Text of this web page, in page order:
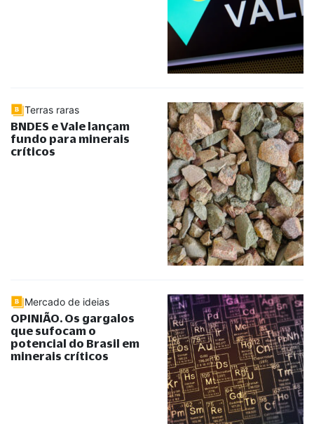
Terras raras
BNDES e Vale lançam
fundo para minerais
críticos
Mercado de ideias
OPINIÃO. Os gargalos
que sufocam o
potencial do Brasil em
minerais críticos